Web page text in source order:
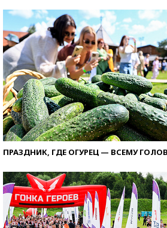
ПРАЗДНИК, ГДЕ ОГУРЕЦ — ВСЕМУ